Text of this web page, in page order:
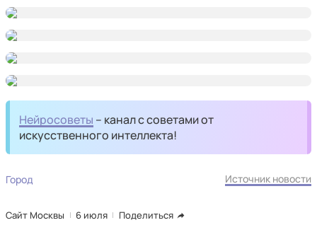
Нейросоветы – канал с советами от
искусственного интеллекта!
Город Источник новости
Сайт Москвы 6 июля Поделиться